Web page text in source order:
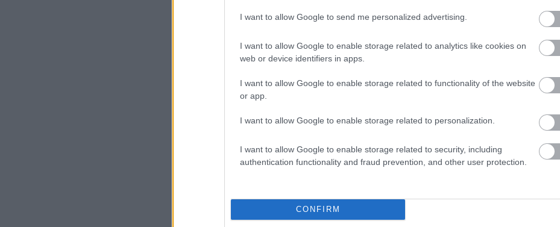
I want to allow Google to send me personalized advertising.
I want to allow Google to enable storage related to analytics like cookies on
web or device identifiers in apps.
I want to allow Google to enable storage related to functionality of the website
or app.
I want to allow Google to enable storage related to personalization.
I want to allow Google to enable storage related to security, including
authentication functionality and fraud prevention, and other user protection.
CONFIRM